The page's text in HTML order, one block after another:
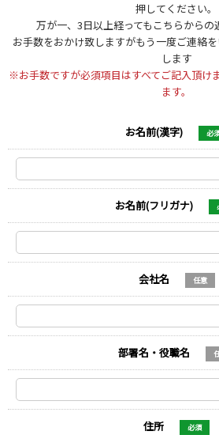
押してください。
万が一、3日以上経ってもこちらからの
お手数をおかけ致しますがもう一度ご連絡
します
※お手数ですが必須項目はすべてご記入頂け
ます。
お名前(漢字) 必
お名前(フリガナ)
会社名 任意
部署名・役職名
住所 必須